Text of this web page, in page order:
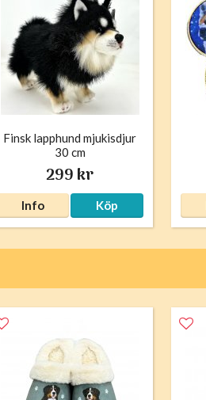
Finsk lapphund mjukisdjur
30 cm
299 kr
Info Köp